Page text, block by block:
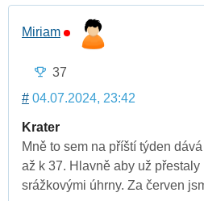
Miriam
37
# 04.07.2024, 23:42
Krater
Mně to sem na příští týden
až k 37. Hlavně aby už přestaly
srážkovými úhrny. Za červen